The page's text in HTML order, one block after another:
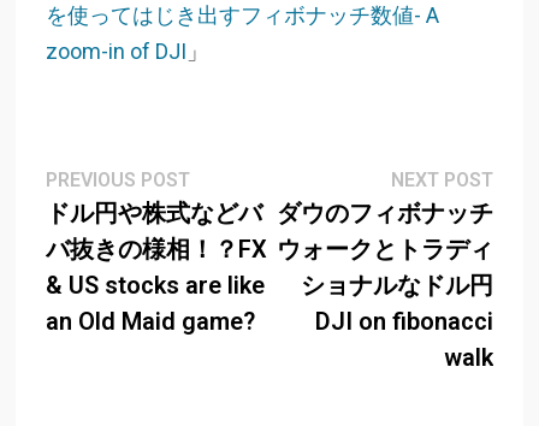
を使ってはじき出すフィボナッチ数値- A
zoom-in of DJI 」
Post
navigation
PREVIOUS POSTPrevious
post:
ドル円や株式などバ
バ抜きの様相！？FX
& US stocks are like
an Old Maid game?
NEXT POSTNext
ダウのフィボナッチ
ウォークとトラディ
ショナルなドル円
DJI on fibonacci
walk